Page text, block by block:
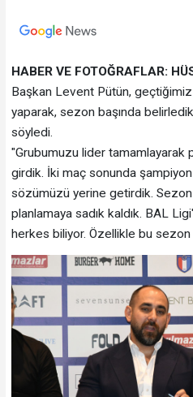
HABER VE FOTOĞRAFLAR:
Başkan Levent Pütün,
yaparak, sezon başında
söyledi.
"Grubumuzu lider tamamlayarak
girdik. İki maç sonunda
sözümüzü yerine getirdik. Sezon
planlamaya sadık kaldık. BAL
herkes biliyor. Özellikle bu